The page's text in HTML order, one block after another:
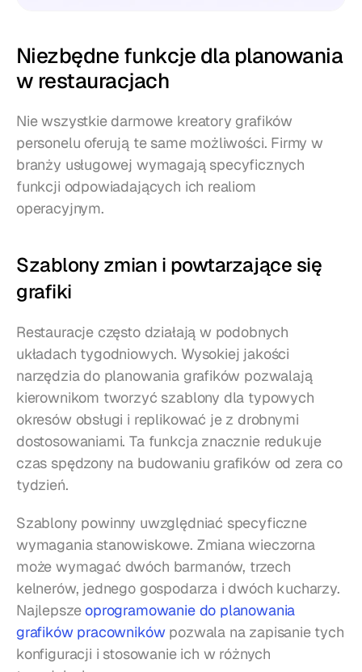
Niezbędne funkcje dla planowania
w restauracjach
Nie wszystkie darmowe kreatory grafików
personelu oferują te same możliwości. Firmy w
branży usługowej wymagają specyficznych
funkcji odpowiadających ich realiom
operacyjnym.
Szablony zmian i powtarzające się
grafiki
Restauracje często działają w podobnych
układach tygodniowych. Wysokiej jakości
narzędzia do planowania grafików pozwalają
kierownikom tworzyć szablony dla typowych
okresów obsługi i replikować je z drobnymi
dostosowaniami. Ta funkcja znacznie redukuje
czas spędzony na budowaniu grafików od zera co
tydzień.
Szablony powinny uwzględniać specyficzne
wymagania stanowiskowe. Zmiana wieczorna
może wymagać dwóch barmanów, trzech
kelnerów, jednego gospodarza i dwóch kucharzy.
Najlepsze oprogramowanie do planowania
grafików pracowników pozwala na zapisanie tych
konfiguracji i stosowanie ich w różnych